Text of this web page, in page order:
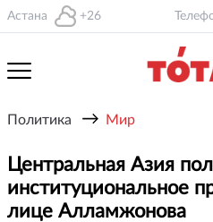
Астана +26
Политика → Мир
Центральная Азия
институциональное
лице Алламжонова